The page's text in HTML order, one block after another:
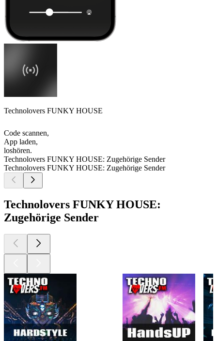
Technolovers FUNKY HOUSE
Code scannen,
App laden,
loshören.
Technolovers FUNKY HOUSE: Zugehörige Sender
Technolovers FUNKY HOUSE: Zugehörige Sender
Technolovers FUNKY HOUSE:
Zugehörige Sender